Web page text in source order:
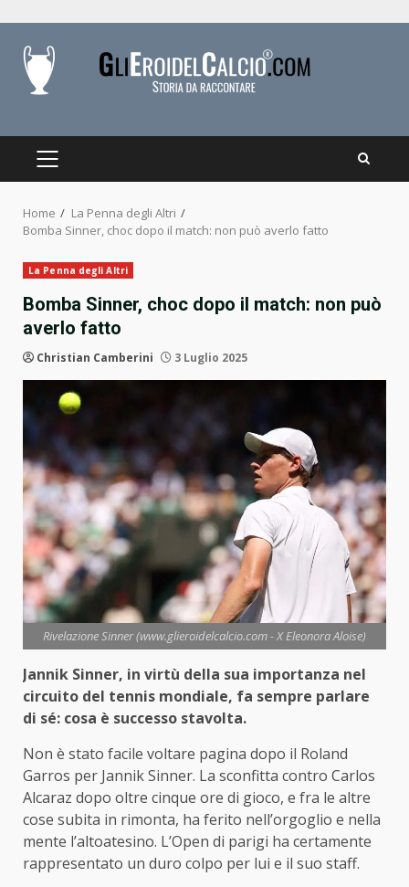
content
PRIMARY
Home
La Penna degli Altri
Bomba Sinner, choc dopo il match: non può averlo fatto
La Penna degli Altri
Bomba Sinner, choc dopo il match: non può
averlo fatto
Christian Camberini 3 Luglio 2025
Rivelazione Sinner (www.glieroidelcalcio.com - X Eleonora Aloise)
Jannik Sinner, in virtù della sua importanza nel
circuito del tennis mondiale, fa sempre parlare
di sé: cosa è successo stavolta.
Non è stato facile voltare pagina dopo il Roland
Garros per Jannik Sinner. La sconfitta contro Carlos
Alcaraz dopo oltre cinque ore di gioco, e fra le altre
cose subita in rimonta, ha ferito nell’orgoglio e nella
mente l’altoatesino. L’Open di parigi ha certamente
rappresentato un duro colpo per lui e il suo staff.